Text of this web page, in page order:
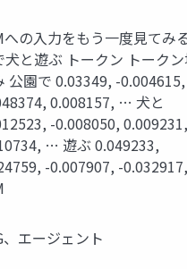
への入力をもう一度見てみ
犬と遊ぶ トークン トーク
公園で 0.03349, -0.004615,
0.008157, … 犬と
-0.008050, 0.009231,
… 遊ぶ 0.049233,
-0.007907, -
、エージェント